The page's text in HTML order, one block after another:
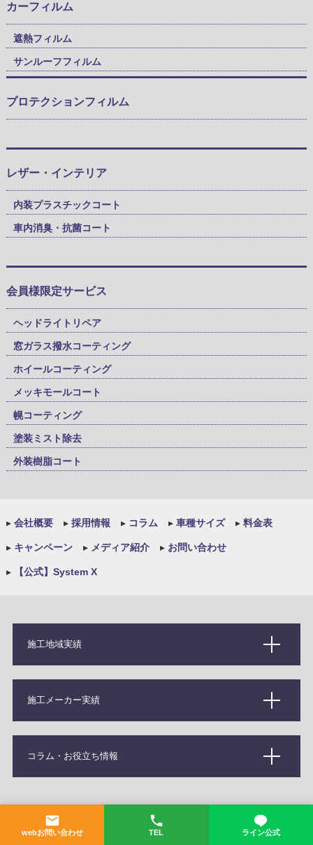
webお問い合わせ TEL ライン公式
カーフィルム
遮熱フィルム
サンルーフフィルム
プロテクションフィルム
レザー・インテリア
内装プラスチックコート
車内消臭・抗菌コート
会員様限定サービス
ヘッドライトリペア
窓ガラス撥水コーティング
ホイールコーティング
メッキモールコート
幌コーティング
塗装ミスト除去
外装樹脂コート
▸会社概要 ▸採用情報 ▸コラム ▸車種サイズ ▸料金表
▸キャンペーン ▸メディア紹介 ▸お問い合わせ
▸【公式】System X
施工地域実績
施工メーカー実績
コラム・お役立ち情報
Copyright(C)
香川県観音寺市 ガラスコーティング専門店 カーケアグラ
All Rights Reserved